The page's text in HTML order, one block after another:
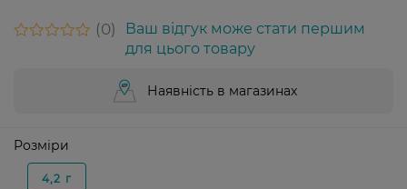
0
Ваш відгук може стати першим
для цього товару
Наявність в магазинах
Розміри
4,2 г